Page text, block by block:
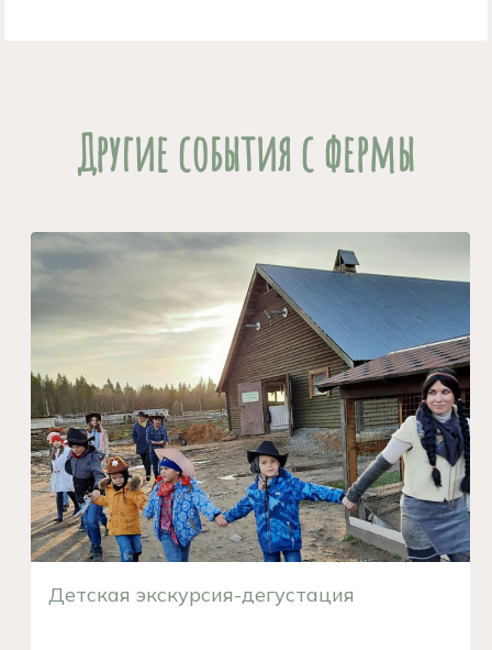
Другие события с фермы
Детская экскурсия-дегустация